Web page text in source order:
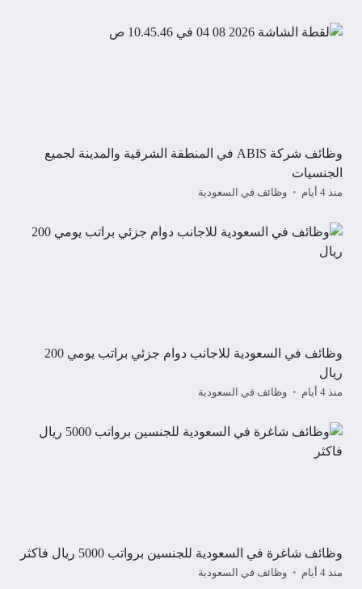
وظائف شركة ABIS في المنطقة الشرقية والمدينة لجميع
الجنسيات
منذ 4 أيام وظائف في السعودية
وظائف في السعودية للاجانب دوام جزئي براتب يومي 200
ريال
منذ 4 أيام وظائف في السعودية
وظائف شاغرة في السعودية للجنسين برواتب 5000 ريال فاكثر
منذ 4 أيام وظائف في السعودية